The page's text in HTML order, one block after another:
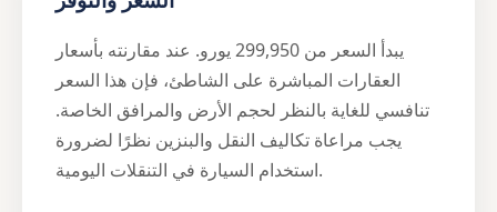
يبدأ السعر من 299,950 يورو. عند مقارنته بأسعار
العقارات المباشرة على الشاطئ، فإن هذا السعر
تنافسي للغاية بالنظر لحجم الأرض والمرافق الخاصة.
يجب مراعاة تكاليف النقل والبنزين نظرًا لضرورة
استخدام السيارة في التنقلات اليومية.